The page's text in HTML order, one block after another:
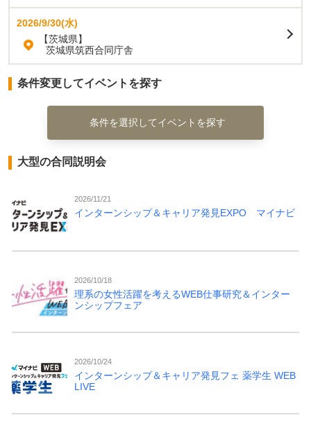
2026/9/30(水)
【茨城県】
茨城県筑西合同庁舎
条件変更してイベントを探す
条件を選択してイベントを探す
大型の合同説明会
2026/11/21
インターンシップ＆キャリア発見EXPO マイナビ
2026/10/18
理系の女性活躍を考えるWEB仕事研究＆インター
ンシップフェア
2026/10/24
インターンシップ＆キャリア発見フェ 薬学生 WEB
LIVE